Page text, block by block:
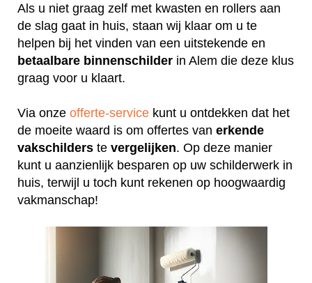
Als u niet graag zelf met kwasten en rollers aan
de slag gaat in huis, staan wij klaar om u te
helpen bij het vinden van een uitstekende en
betaalbare binnenschilder in Alem die deze klus
graag voor u klaart.
Via onze offerte-service kunt u ontdekken dat het
de moeite waard is om offertes van erkende
vakschilders te vergelijken. Op deze manier
kunt u aanzienlijk besparen op uw schilderwerk in
huis, terwijl u toch kunt rekenen op hoogwaardig
vakmanschap!